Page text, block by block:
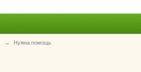
→ Нужна помощь